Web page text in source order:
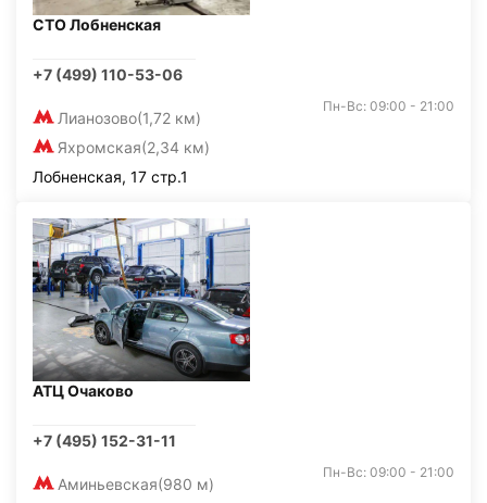
СТО Лобненская
+7 (499) 110-53-06
Лианозово(1,72 км)
Яхромская(2,34 км)
Пн-Вс: 09:00 - 21:00
Лобненская, 17 стр.1
АТЦ Очаково
+7 (495) 152-31-11
Аминьевская(980 м)
Пн-Вс: 09:00 - 21:00